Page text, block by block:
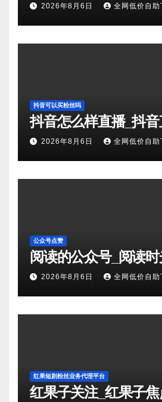
2026年8月6日 全网低价自助
抖音可以买粉丝吗
抖音怎么样直播_抖音
2026年8月6日 全网低价自助
公众号点赞
阅读的公众号_阅读
2026年8月6日 全网低价自助
红果短剧粉丝业务代理平台
红果子关注_红果子